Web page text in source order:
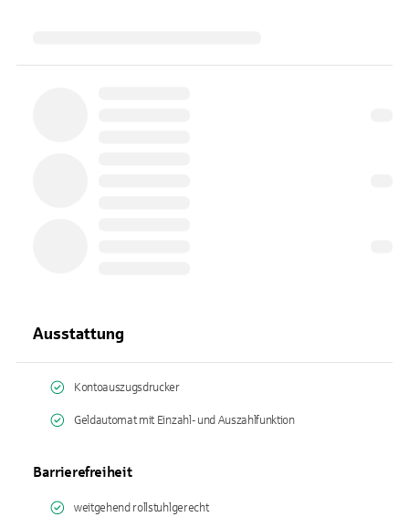
Ausstattung
Kontoauszugsdrucker
Geldautomat mit Einzahl- und Auszahlfunktion
Barrierefreiheit
weitgehend rollstuhlgerecht